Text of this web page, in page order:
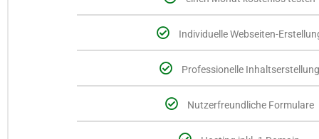
Individuelle Webseiten-
Professionelle Inhaltserstellung
Nutzerfreundliche Formulare